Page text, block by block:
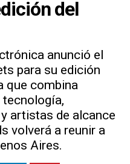
del
anunció el
para su edición
que combina
artistas de alcance
volverá a reunir a
Aires.